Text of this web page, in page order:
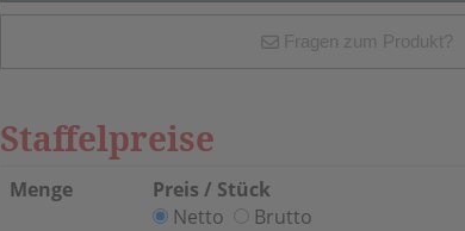
Fragen zum Produkt?
Staffelpreise
Menge
Preis / Stück
Netto
Brutto